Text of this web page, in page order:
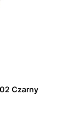
Czarny